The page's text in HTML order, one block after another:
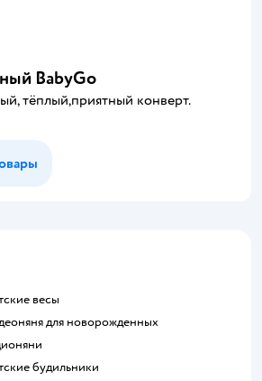
BabyGo
тёплый,приятный конверт.
весы
для новорожденных
будильники